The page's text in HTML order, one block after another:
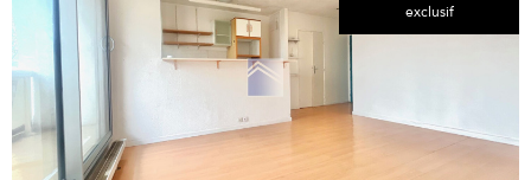
exclusif
voir le
bien